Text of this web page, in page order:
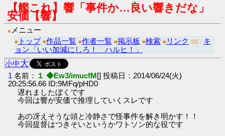
【艦これ】響「事件か…良い響きだな」
安価【響】
● メニュー
■ トップ ■作品一覧 ■作者一覧 ■掲示板 ■検索 ■ リンク SS： キ
ョン「いい加減にしろ！ ハルヒ！」
小中大
1 名前： １ ◆Ew3/imucfM[] 投稿日：2014/06/24(火)
20:25:56.66 ID:9MFq/pHD0
遅れましたぼくです
今回は響が安価で推理していくスレです
あの冴えそうな頭と冷静さで怪事件を解き明かす！！
今回提督はつきそいというかワトソン的な役です